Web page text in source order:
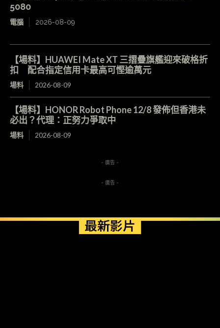
5080
電腦 2026-08-09
【場料】HUAWEI Mate XT 三摺疊旗艦迎來破格折
扣 配合指定信用卡最高可慳逾萬元
場料 2026-08-09
【場料】HONOR Robot Phone 12/8 發佈但香港未
必出？代理：正努力爭取中
場料 2026-08-09
- 廣告 -
- 廣告 -
最新影片